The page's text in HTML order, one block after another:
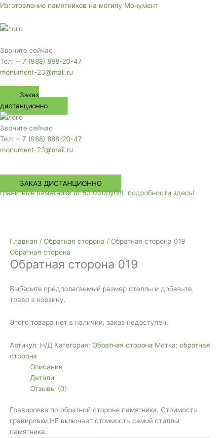
Перейти
содержимому
Изготовление памятников на могилу Монумент
Звоните сейчас
Тел: + 7 (988) 888-20-47
monument-23@mail.ru
Заказ
дистанционно
Звоните сейчас
Тел: + 7 (988) 888-20-47
monument-23@mail.ru
Меню
ЗАКАЗ ДИСТАНЦИОННО
гранитные памятники от 50 000руб!!!. подробности здесь!
Главная / Обратная сторона / Обратная сторона 019
Обратная сторона
Обратная сторона 019
Выберите предполагаемый размер стеллы и добавьте
товар в корзину.
Этого товара нет в наличии, заказ недоступен.
Артикул: Н/Д Категория: Обратная сторона Метка: обратная
сторона
Описание
Детали
Отзывы (0)
Гравировка по обратной стороне памятника. Стоимость
гравировки НЕ включает стоимость самой стеллы
памятника.